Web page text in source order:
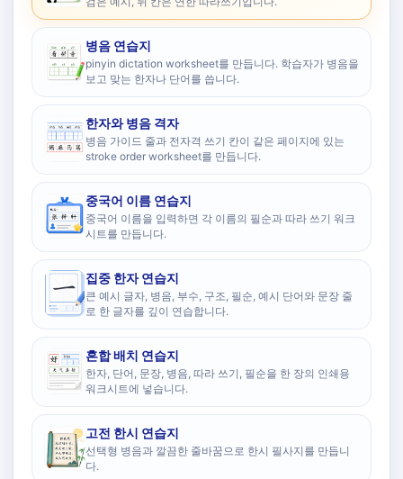
병음 연습지
pinyin dictation worksheet를 만듭니다. 학습자가 병음을
보고 맞는 한자나 단어를 씁니다.
한자와 병음 격자
병음 가이드 줄과 전자격 쓰기 칸이 같은 페이지에 있는
stroke order worksheet를 만듭니다.
중국어 이름 연습지
중국어 이름을 입력하면 각 이름의 필순과 따라 쓰기 워크
시트를 만듭니다.
집중 한자 연습지
큰 예시 글자, 병음, 부수, 구조, 필순, 예시 단어와 문장 줄
로 한 글자를 깊이 연습합니다.
혼합 배치 연습지
한자, 단어, 문장, 병음, 따라 쓰기, 필순을 한 장의 인쇄용
워크시트에 넣습니다.
고전 한시 연습지
선택형 병음과 깔끔한 줄바꿈으로 한시 필사지를 만듭니
다.